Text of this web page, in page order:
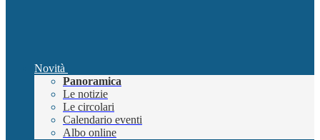
Novità
Panoramica
Le notizie
Le circolari
Calendario eventi
Albo online